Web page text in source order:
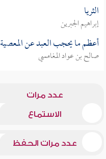
الثريا
إبراهيم الجبرين
أعظم ما يحجب العبد عن المعصية
صالح بن عواد المغامسي
عدد مرات
الاستماع
عدد مرات الحفظ